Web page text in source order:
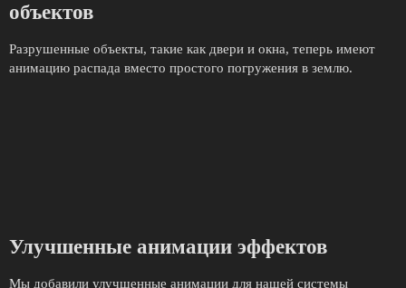
объектов
Разрушенные объекты, такие как двери и окна, теперь имеют
анимацию распада вместо простого погружения в землю.
Улучшенные анимации эффектов
Мы добавили улучшенные анимации для нашей системы